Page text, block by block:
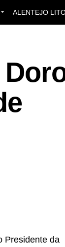
ALENTEJO
Presidente da